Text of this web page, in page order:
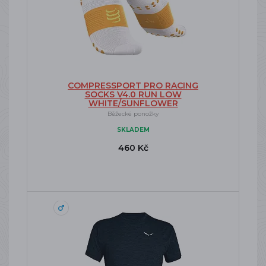
COMPRESSPORT PRO RACING
SOCKS V4.0 RUN LOW
WHITE/SUNFLOWER
Běžecké ponožky
SKLADEM
460 Kč